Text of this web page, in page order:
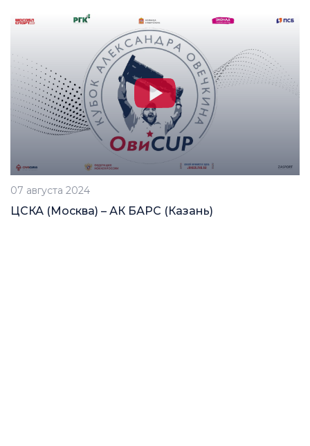
07 августа 2024
ЦСКА (Москва) – АК БАРС (Казань)